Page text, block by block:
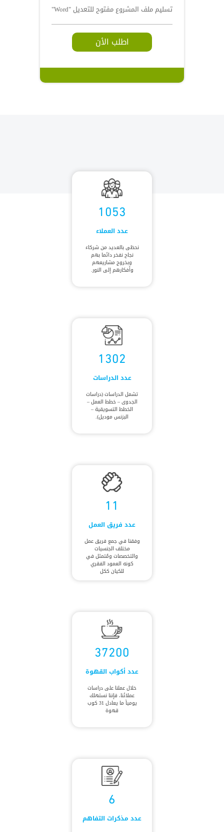
تسليم ملف المشروع مفتوح للتعديل "Word"
اطلب الأن
1053
عدد العملاء
نحظى بالعديد من شركاء
نجاح نفخر دائما بهم
وبخروج مشاريعهم
وأفكارهم إلى النور.
1302
عدد الدراسات
تشمل الدراسات (دراسات
الجدوى – خطط العمل –
الخطط التسويقية –
البزنس موديل).
11
عدد فريق العمل
وفقنا في جمع فريق عمل
مختلف الجنسيات
والتخصصات ومُتمثل في
كونه العمود الفقري
للكيان ككل
37200
عدد أكواب القهوة
خلال عملنا على دراسات
عملائنا، فإننا نستهلك
يومياً ما يعادل 31 كوب
قهوة
6
عدد مذكرات التفاهم